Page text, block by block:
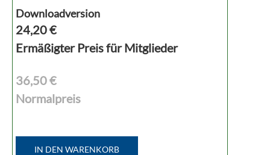
Downloadversion
24,20€
Ermäßigter Preis für Mitglieder
36,50 €
Normalpreis
IN DEN WARENKORB